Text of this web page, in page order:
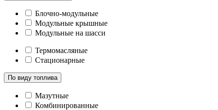
Блочно-модульные
Модульные крышные
Модульные на шасси
Термомасляные
Стационарные
По виду топлива
Мазутные
Комбинированные